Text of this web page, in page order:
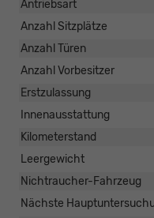
Antriebsart
Anzahl Sitzplätze
Anzahl Türen
Anzahl Vorbesitzer
Erstzulassung
Innenausstattung
Kilometerstand
Leergewicht
Nichtraucher-Fahrzeug
Nächste